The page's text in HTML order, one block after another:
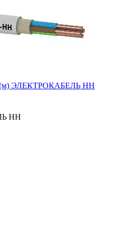
(м) ЭЛЕКТРОКАБЕЛЬ НН
НН